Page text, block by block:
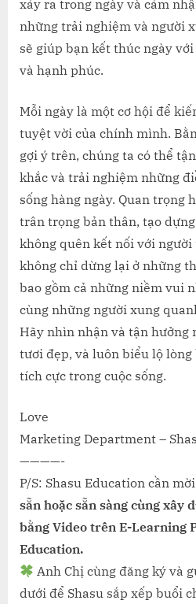
xảy ra trong ngày và cảm
những trải nghiệm và người
sẽ giúp bạn kết thúc ngày
và hạnh phúc.
Mỗi ngày là một cơ hội để
tuyệt vời của chính mình.
gợi ý trên, chúng ta có thể
khắc và trải nghiệm những
sống hàng ngày. Quan trọng
trân trọng bản thân, tạo
không quên kết nối với người
không chỉ dừng lại ở những
bao gồm cả những niềm vui
cùng những người xung
Hãy nhìn nhận và tận hưởng
tươi đẹp, và luôn biểu lộ
tích cực trong cuộc sống.
Love
Marketing Department –
————-
P/S: Shasu Education cần
sẵn hoặc sẵn sàng cùng xây
bằng Video trên E-Learning
Education.
Anh Chị cùng đăng ký và
dưới để Shasu sắp xếp buổi